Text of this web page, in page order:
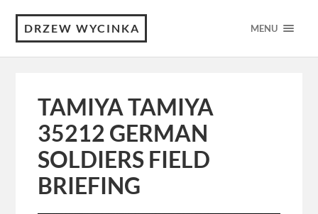
DRZEW WYCINKA MENU
TAMIYA TAMIYA
35212 GERMAN
SOLDIERS FIELD
BRIEFING